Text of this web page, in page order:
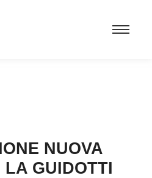
NUOVA
LA GUIDOTTI